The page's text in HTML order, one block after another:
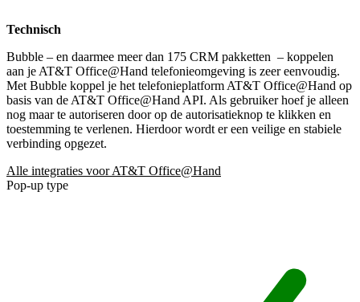
Technisch
Bubble – en daarmee meer dan 175 CRM pakketten – koppelen
aan je AT&T Office@Hand telefonieomgeving is zeer eenvoudig.
Met Bubble koppel je het telefonieplatform AT&T Office@Hand op
basis van de AT&T Office@Hand API. Als gebruiker hoef je alleen
nog maar te autoriseren door op de autorisatieknop te klikken en
toestemming te verlenen. Hierdoor wordt er een veilige en stabiele
verbinding opgezet.
Alle integraties voor AT&T Office@Hand
Pop-up type